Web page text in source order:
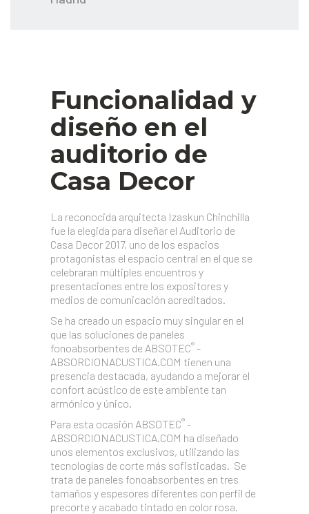
Funcionalidad y
diseño en el
auditorio de
Casa Decor
La reconocida arquitecta Izaskun Chinchilla
fue la elegida para diseñar el Auditorio de
Casa Decor 2017, uno de los espacios
protagonistas el espacio central en el que se
celebraran múltiples encuentros y
presentaciones entre los expositores y
medios de comunicación acreditados.
Se ha creado un espacio muy singular en el
que las soluciones de paneles
fonoabsorbentes de ABSOTEC® -
ABSORCIONACUSTICA.COM tienen una
presencia destacada, ayudando a mejorar el
confort acústico de este ambiente tan
armónico y único.
Para esta ocasión ABSOTEC® -
ABSORCIONACUSTICA.COM ha diseñado
unos elementos exclusivos, utilizando las
tecnologías de corte más sofisticadas. Se
trata de paneles fonoabsorbentes en tres
tamaños y espesores diferentes con perfil de
precorte y acabado tintado en color rosa.